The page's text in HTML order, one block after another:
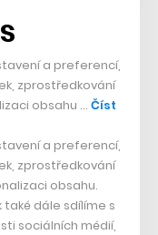
skupiny
skupina Emma
dlouhodobě
nábytku Favi
Mailstep,
a ve
je zajímavá řecká
a preferencí,
zprostředkování
obsahu … Číst
a preferencí,
zprostředkování
obsahu.
dále sdílíme s
sociálních médií,